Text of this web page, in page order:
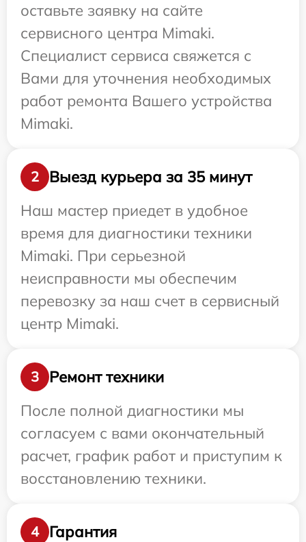
оставьте заявку на сайте
сервисного центра Mimaki.
Специалист сервиса свяжется с
Вами для уточнения необходимых
работ ремонта Вашего устройства
Mimaki.
2
Выезд курьера за 35 минут
Наш мастер приедет в удобное
время для диагностики техники
Mimaki. При серьезной
неисправности мы обеспечим
перевозку за наш счет в сервисный
центр Mimaki.
3
Ремонт техники
После полной диагностики мы
согласуем с вами окончательный
расчет, график работ и приступим к
восстановлению техники.
4
Гарантия